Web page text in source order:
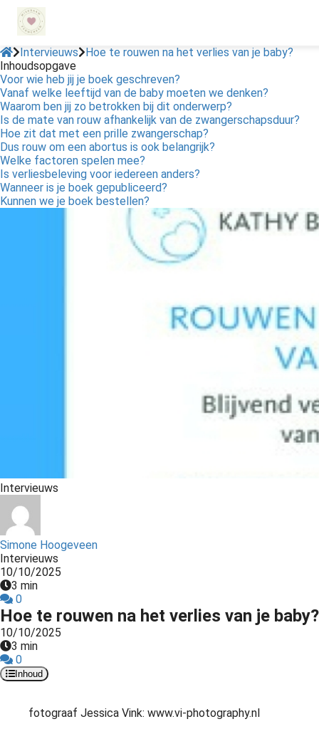
Intervieuws
Hoe te rouwen na het verlies van je baby?
Inhoudsopgave
Voor wie heb jij je boek geschreven?
Vanaf welke leeftijd van de baby moeten we denken?
Waarom ben jij zo betrokken bij dit onderwerp?
Is de mate van rouw afhankelijk van de zwangerschapsduur?
Hoe zit dat met een prille zwangerschap?
Dus rouw om een abortus is ook belangrijk?
Welke factoren spelen mee?
Is verliesbeleving voor iedereen anders?
Wanneer is je boek gepubliceerd?
Kunnen we je boek bestellen?
Intervieuws
Simone Hoogeveen
Intervieuws
10/10/2025
3 min
0
Hoe te rouwen na het verlies van je baby?
10/10/2025
3 min
0
Inhoud
fotograaf Jessica Vink: www.vi-photography.nl
policy
zijn
te
over
van
op
gebruikt
te
de
Hierdoor
website-